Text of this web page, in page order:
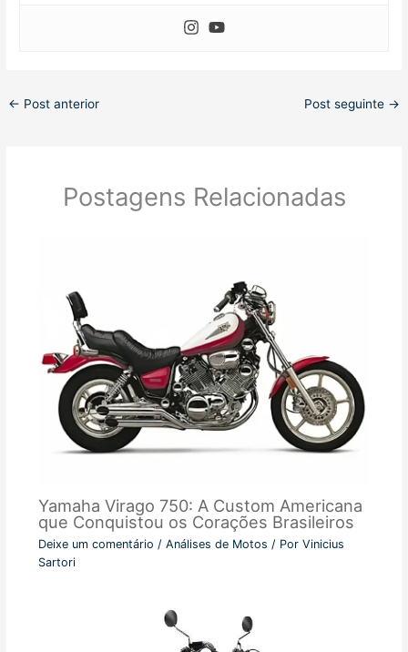
← Post anterior Post seguinte →
Postagens Relacionadas
Yamaha Virago 750: A Custom Americana
que Conquistou os Corações Brasileiros
Deixe um comentário / Análises de Motos / Por Vinicius
Sartori